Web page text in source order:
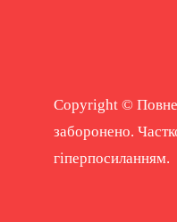
Copyright © Повне
заборонено.
гіперпосиланням.